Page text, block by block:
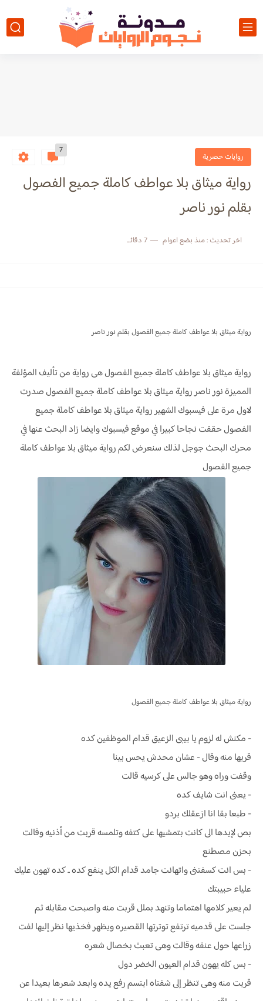
روايات حصرية
7
رواية ميثاق بلا عواطف كاملة جميع الفصول
بقلم نور ناصر
اخر تحديث :منذ بضع اعوام 7 دقائق للقراءة
رواية ميثاق بلا عواطف كاملة جميع الفصول بقلم نور ناصر
رواية ميثاق بلا عواطف كاملة جميع الفصول هى رواية من تأليف المؤلفة
المميزة نور ناصر رواية ميثاق بلا عواطف كاملة جميع الفصول صدرت
لاول مرة على فيسبوك الشهير رواية ميثاق بلا عواطف كاملة جميع
الفصول حققت نجاحا كبيرا في موقع فيسبوك وايضا زاد البحث عنها في
محرك البحث جوجل لذلك سنعرض لكم رواية ميثاق بلا عواطف كاملة
جميع الفصول
روايةميثاق بلا عواطف كاملة جميع الفصول
- مكنش له لزوم يا بيبى الزعيق قدام الموظفين كده
قربها منه وقال - عشان محدش يحس بينا
وقفت وراه وهو جالس على كرسيه قالت
- يعنى انت شايف كده
- طبعا بقا انا ازعقلك بردو
بص لإيدها الى كانت بتمشيها على كتفه وتلمسه قربت من أذنيه وقالت
بحزن مصطنع
- بس انت كسفتنى واتهانت جامد قدام الكل ينفع كده .. كده تهون عليك
علياء حبيبتك
لم يعير كلامها اهتماما وتنهد بملل قربت منه واصبحت مقابله ثم
جلست على قدميه ترتفع توترتها القصيره ويظهر فخذيها نظر إليها لفت
زراعها حول عنقه وقالت وهى تعبث بخصال شعره
- بس كله يهون قدام العيون الخضر دول
قربت منه وهى تنظر إلى شفتاه ابتسم رفع يده وابعد شعرها بعيدا عن